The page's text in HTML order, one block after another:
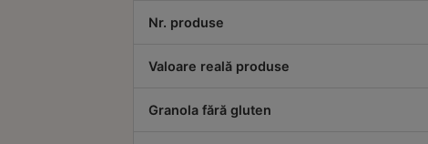
Nr. produse
Valoare reală produse
Granola fără gluten